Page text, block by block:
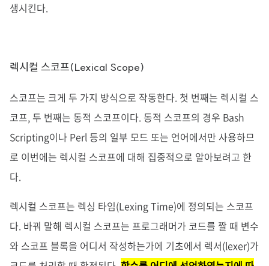
생시킨다.
렉시컬 스코프(Lexical Scope)
스코프는 크게 두 가지 방식으로 작동한다. 첫 번째는 렉시컬 스
코프, 두 번째는 동적 스코프이다. 동적 스코프의 경우 Bash
Scripting이나 Perl 등의 일부 모드 또는 언어에서만 사용하므
로 이번에는 렉시컬 스코프에 대해 집중적으로 알아보려고 한
다.
렉시컬 스코프는 렉싱 타임(Lexing Time)에 정의되는 스코프
다. 바꿔 말해 렉시컬 스코프는 프로그래머가 코드를 짤 때 변수
와 스코프 블록을 어디서 작성하는가에 기초에서 렉서(lexer)가